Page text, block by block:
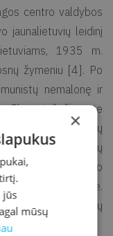
centro valdybos
jaunalietuvių leidinį
1935 m.
žymeniu [4]. Po
nemalonę ir
Elena ir šešiamete
į Sevurallagą (Garių
vidaus reikalų
1942 m. birželio
kalėjime.
(Srostkų
×
jūs
mūsų